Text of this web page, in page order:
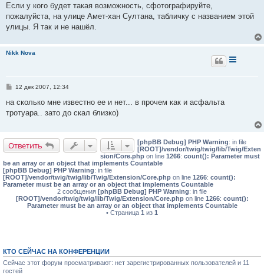
о
щ
е
е
Если у кого будет такая возможность, сфотографируйте,
пожалуйста, на улице Амет-хан Султана, табличку с названием этой
улицы. Я так и не нашёл.
Nikk Nova
С
о
щ
е
12 дек 2007, 12:34
на сколько мне известно ее и нет... в прочем как и асфальта
тротуара.. зато до скал близко)
Ответить [phpBB Debug] PHP Warning: in file
[ROOT]/vendor/twig/twig/lib/Twig/Exten
sion/Core.php on line 1266: count(): Parameter must
be an array or an object that implements Countable
[phpBB Debug] PHP Warning: in file
[ROOT]/vendor/twig/twig/lib/Twig/Extension/Core.php on line 1266: count():
Parameter must be an array or an object that implements Countable
2 сообщения [phpBB Debug] PHP Warning: in file
[ROOT]/vendor/twig/twig/lib/Twig/Extension/Core.phpon line 1266: count():
Parameter must be an array or an object that implements Countable
• Страница 1 из 1
КТО СЕЙЧАС НА КОНФЕРЕНЦИИ
Сейчас этот форум просматривают: нет зарегистрированных пользователей и 11
гостей